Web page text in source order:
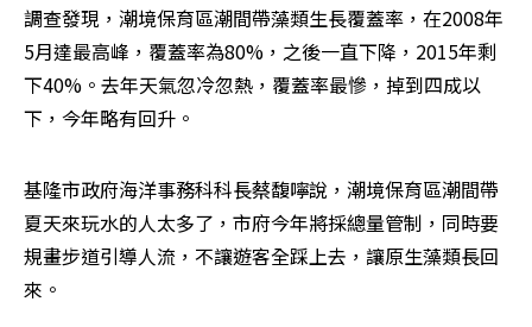
調查發現，潮境保育區潮間帶藻類生長覆蓋率，在2008年
5月達最高峰，覆蓋率為80%，之後一直下降，2015年剩
下40%。去年天氣忽冷忽熱，覆蓋率最慘，掉到四成以
下，今年略有回升。
基隆市政府海洋事務科科長蔡馥嚀說，潮境保育區潮間帶
夏天來玩水的人太多了，市府今年將採總量管制，同時要
規畫步道引導人流，不讓遊客全踩上去，讓原生藻類長回
來。